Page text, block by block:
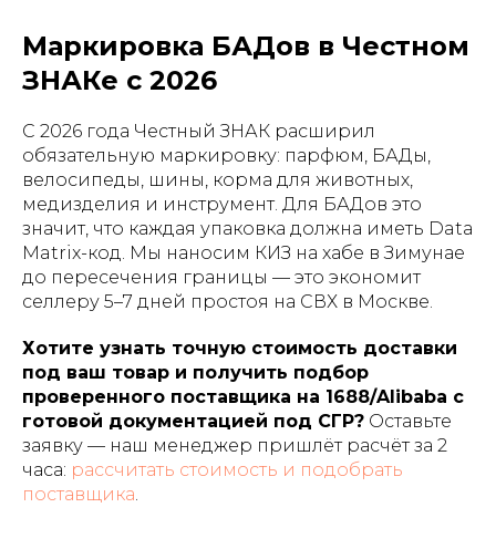
Маркировка БАДов в Честном
ЗНАКе с 2026
С 2026 года Честный ЗНАК расширил
обязательную маркировку: парфюм, БАДы,
велосипеды, шины, корма для животных,
медизделия и инструмент. Для БАДов это
значит, что каждая упаковка должна иметь Data
Matrix-код. Мы наносим КИЗ на хабе в Зимунае
до пересечения границы — это экономит
селлеру 5–7 дней простоя на СВХ в Москве.
Хотите узнать точную стоимость доставки
под ваш товар и получить подбор
проверенного поставщика на 1688/Alibaba с
готовой документацией под СГР? Оставьте
заявку — наш менеджер пришлёт расчёт за 2
часа: рассчитать стоимость и подобрать
поставщика